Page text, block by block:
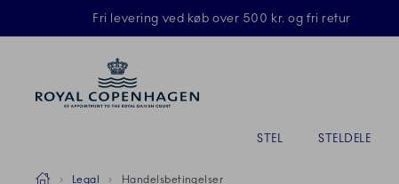
Fri levering ved køb over 500 kr. og fri retur
STEL STELDELE
Breadcrumb Headlinesss
HjemLegal Handelsbetingelser